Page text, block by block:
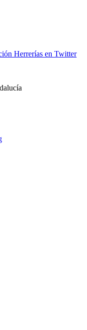
Herrerías en Twitter